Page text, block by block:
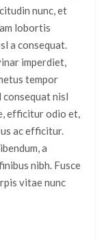
nunc, et
lobortis
a consequat.
imperdiet,
tempor
consequat nisl
efficitur odio et,
ac efficitur.
a
nibh. Fusce
vitae nunc